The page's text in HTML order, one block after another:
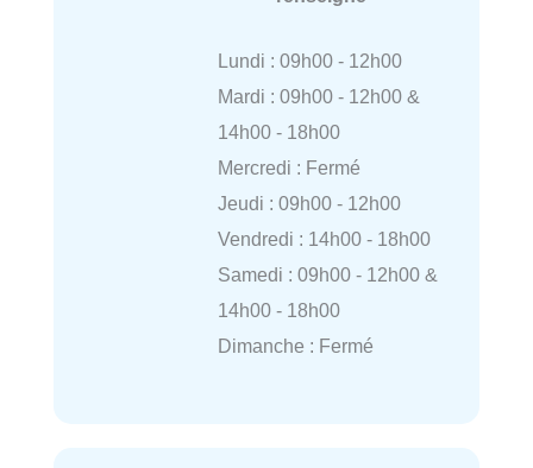
Lundi : 09h00 - 12h00
Mardi : 09h00 - 12h00 &
14h00 - 18h00
Mercredi : Fermé
Jeudi : 09h00 - 12h00
Vendredi : 14h00 - 18h00
Samedi : 09h00 - 12h00 &
14h00 - 18h00
Dimanche : Fermé